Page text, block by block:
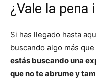
¿Vale la pena
Si has llegado hasta
buscando algo más
estás buscando una
que no te abrume y